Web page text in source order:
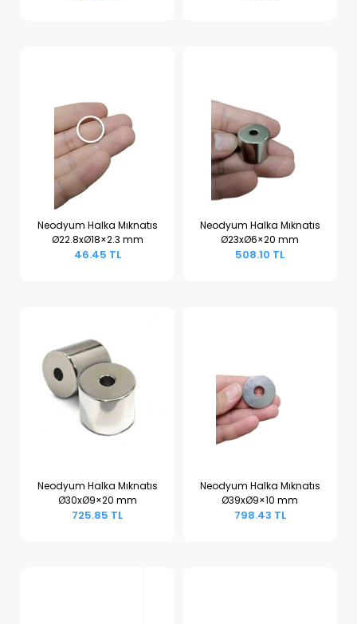
Sepete Ekle
Neodyum Halka Mıknatıs
Ø22.8xØ18×2.3 mm
46.45 TL
Sepete Ekle
Neodyum Halka Mıknatıs
Ø23xØ6×20 mm
508.10 TL
Sepete Ekle
Neodyum Halka Mıknatıs
Ø30xØ9×20 mm
725.85 TL
Sepete Ekle
Neodyum Halka Mıknatıs
Ø39xØ9×10 mm
798.43 TL